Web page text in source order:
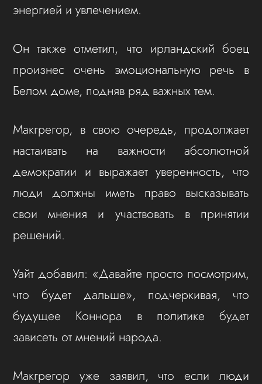
энергией и увлечением.
Он также отметил, что ирландский боец
произнес очень эмоциональную речь в
Белом доме, подняв ряд важных тем.
Макгрегор, в свою очередь, продолжает
настаивать на важности абсолютной
демократии и выражает уверенность, что
люди должны иметь право высказывать
свои мнения и участвовать в принятии
решений.
Уайт добавил: «Давайте просто посмотрим,
что будет дальше», подчеркивая, что
будущее Коннора в политике будет
зависеть от мнений народа.
Макгрегор уже заявил, что если люди